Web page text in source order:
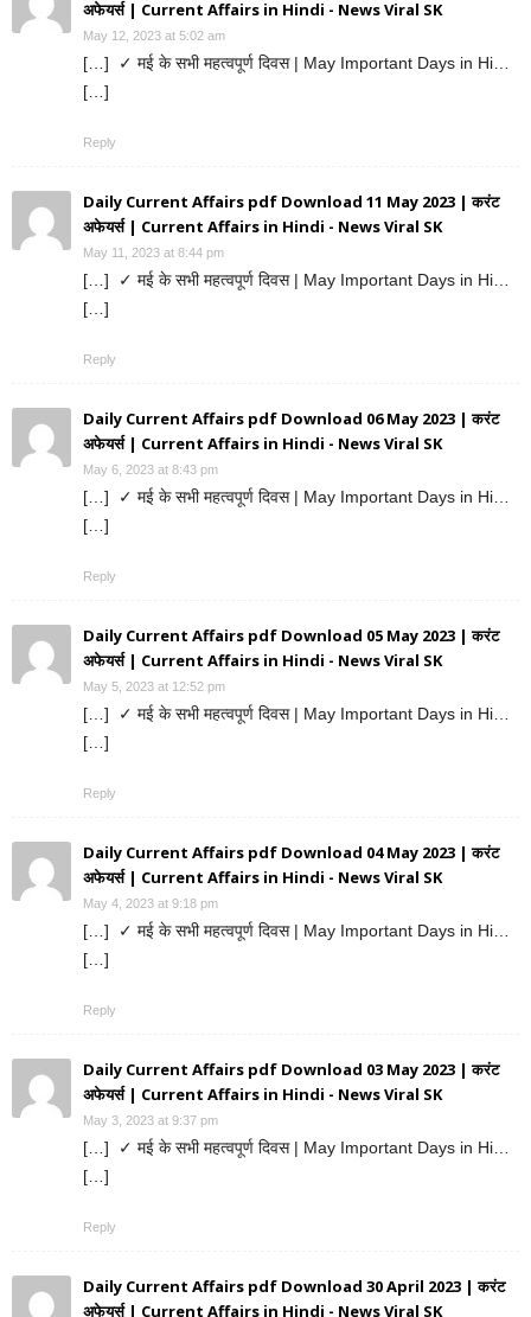
अफेयर्स | Current Affairs in Hindi - News Viral SK
May 12, 2023 at 5:02 am
[…] ✓ मई के सभी महत्वपूर्ण दिवस | May Important Days in Hi…
[…]
Reply
Daily Current Affairs pdf Download 11 May 2023 | करंट
अफेयर्स | Current Affairs in Hindi - News Viral SK
May 11, 2023 at 8:44 pm
[…] ✓ मई के सभी महत्वपूर्ण दिवस | May Important Days in Hi…
[…]
Reply
Daily Current Affairs pdf Download 06 May 2023 | करंट
अफेयर्स | Current Affairs in Hindi - News Viral SK
May 6, 2023 at 8:43 pm
[…] ✓ मई के सभी महत्वपूर्ण दिवस | May Important Days in Hi…
[…]
Reply
Daily Current Affairs pdf Download 05 May 2023 | करंट
अफेयर्स | Current Affairs in Hindi - News Viral SK
May 5, 2023 at 12:52 pm
[…] ✓ मई के सभी महत्वपूर्ण दिवस | May Important Days in Hi…
[…]
Reply
Daily Current Affairs pdf Download 04 May 2023 | करंट
अफेयर्स | Current Affairs in Hindi - News Viral SK
May 4, 2023 at 9:18 pm
[…] ✓ मई के सभी महत्वपूर्ण दिवस | May Important Days in Hi…
[…]
Reply
Daily Current Affairs pdf Download 03 May 2023 | करंट
अफेयर्स | Current Affairs in Hindi - News Viral SK
May 3, 2023 at 9:37 pm
[…] ✓ मई के सभी महत्वपूर्ण दिवस | May Important Days in Hi…
[…]
Reply
Daily Current Affairs pdf Download 30 April 2023 | करंट
अफेयर्स | Current Affairs in Hindi - News Viral SK